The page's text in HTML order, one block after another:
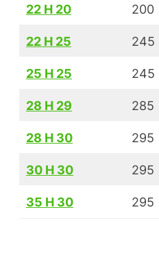
22 H 20 200
22 H 25 245
25 H 25 245
28 H 29 285
28 H 30 295
30 H 30 295
35 H 30 295